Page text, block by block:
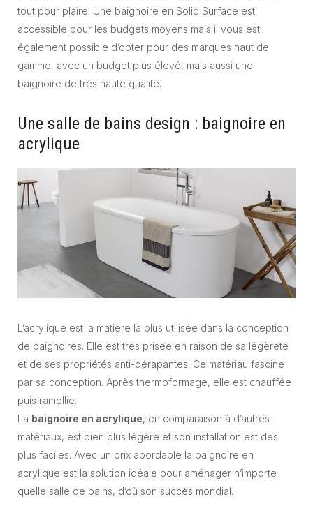
tout pour plaire. Une baignoire en Solid Surface est
accessible pour les budgets moyens mais il vous est
également possible d’opter pour des marques haut de
gamme, avec un budget plus élevé, mais aussi une
baignoire de très haute qualité.
Une salle de bains design : baignoire en
acrylique
L’acrylique est la matière la plus utilisée dans la conception
de baignoires. Elle est très prisée en raison de sa légèreté
et de ses propriétés anti-dérapantes. Ce matériau fascine
par sa conception. Après thermoformage, elle est chauffée
puis ramollie.
La baignoire en acrylique, en comparaison à d’autres
matériaux, est bien plus légère et son installation est des
plus faciles. Avec un prix abordable la baignoire en
acrylique est la solution idéale pour aménager n’importe
quelle salle de bains, d’où son succès mondial.